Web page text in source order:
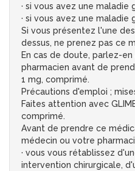
· si vous avez une maladie
· si vous avez une maladie
Si vous présentez l'une
dessus, ne prenez pas ce
En cas de doute, parlez-
pharmacien avant de
1 mg, comprimé.
Précautions d'emploi ;
Faites attention avec
comprimé.
Avant de prendre ce
médecin ou votre
· vous vous rétablissez
intervention chirurgicale,